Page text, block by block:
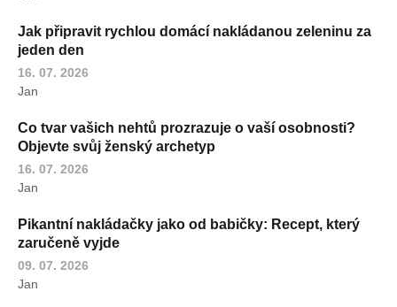
Jak připravit rychlou domácí nakládanou zeleninu za
jeden den
16. 07. 2026
Jan
Co tvar vašich nehtů prozrazuje o vaší osobnosti?
Objevte svůj ženský archetyp
16. 07. 2026
Jan
Pikantní nakládačky jako od babičky: Recept, který
zaručeně vyjde
09. 07. 2026
Jan